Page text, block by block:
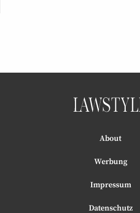
About
Werbung
Impressum
Datenschutz